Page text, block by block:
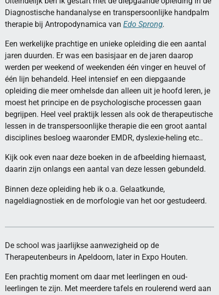
Diagnostische handanalyse en transpersoonlijke handpalm
therapie bij Antropodynamica van Edo Sprong.
Een werkelijke prachtige en unieke opleiding die een aantal
jaren duurden. Er was een basisjaar en de jaren daarop
werden per weekend of weekenden één vinger en heuvel of
één lijn behandeld. Heel intensief en een diepgaande
opleiding die meer omhelsde dan alleen uit je hoofd leren, je
moest het principe en de psychologische processen gaan
begrijpen. Heel veel praktijk lessen als ook de therapeutische
lessen in de transpersoonlijke therapie die een groot aantal
disciplines besloeg waaronder EMDR, dyslexie-heling etc..
Kijk ook even naar deze boeken in de afbeelding hiernaast,
daarin zijn onlangs een aantal van deze lessen gebundeld.
Binnen deze opleiding heb ik o.a. Gelaatkunde,
nageldiagnostiek en de morfologie van het oor gestudeerd.
De school was jaarlijkse aanwezigheid op de
Therapeutenbeurs in Apeldoorn, later in Expo Houten.
Een prachtig moment om daar met leerlingen en oud-
leerlingen te zijn. Met meerdere tafels en roulerend werd aan